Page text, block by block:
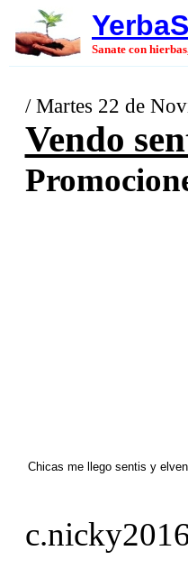
Sanate con
/ Martes 22 de
Vendo
Chicas me llego sentis y